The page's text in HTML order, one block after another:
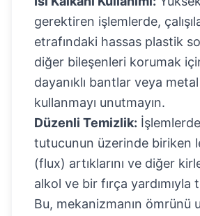
gerektiren işlemlerde,
etrafındaki hassas plastik
diğer bileşenleri korumak için
dayanıklı bantlar veya
kullanmayı unutmayın.
Düzenli Temizlik:
tutucunun üzerinde biriken
(flux) artıklarını ve diğer
alkol ve bir fırça yardımıyla
Bu, mekanizmanın ömrünü